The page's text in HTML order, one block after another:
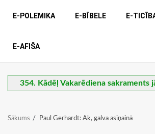
E-POLEMIKA E-BĪBELE E-
E-AFIŠA
354. Kādēļ Vakarēdiena sakraments
Sākums Paul Gerhardt: Ak, galva asiņainā